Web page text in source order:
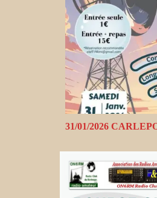
31/01/2026